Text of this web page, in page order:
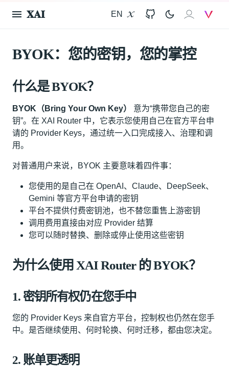
𝐗𝐀𝐈 EN GitHub 𝐗𝐀𝐈
BYOK：您的密钥，您的掌控
什么是 BYOK？
BYOK（Bring Your Own Key）
意为“携带您自己的密
钥”。在 XAI Router 中，它表示您使用自己在官方平台申
请的 Provider Keys，通过统一入口完成接入、治理和调
用。
对普通用户来说，BYOK 主要意味着四件事：
您使用的是自己在 OpenAI、Claude、DeepSeek、
Gemini 等官方平台申请的密钥
平台不提供付费密钥池，也不替您重售上游密钥
调用费用直接由对应 Provider 结算
您可以随时替换、删除或停止使用这些密钥
为什么使用 XAI Router 的 BYOK？
1. 密钥所有权仍在您手中
您的 Provider Keys 来自官方平台，控制权也仍然在您手
中。是否继续使用、何时轮换、何时迁移，都由您决定。
2. 账单更透明